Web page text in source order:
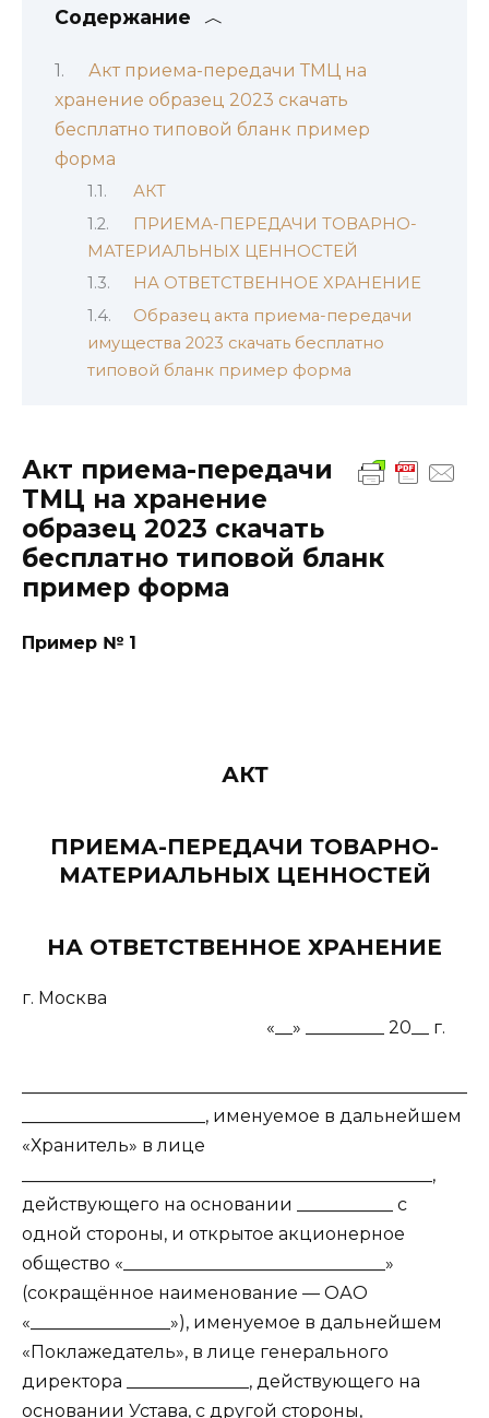
Содержание
Акт приема-передачи ТМЦ на
хранение образец 2023 скачать
бесплатно типовой бланк пример
форма
АКТ
ПРИЕМА-ПЕРЕДАЧИ ТОВАРНО-
МАТЕРИАЛЬНЫХ ЦЕННОСТЕЙ
НА ОТВЕТСТВЕННОЕ ХРАНЕНИЕ
Образец акта приема-передачи
имущества 2023 скачать бесплатно
типовой бланк пример форма
Акт приема-передачи
ТМЦ на хранение
образец 2023 скачать
бесплатно типовой бланк
пример форма
Пример № 1
АКТ
ПРИЕМА-ПЕРЕДАЧИ ТОВАРНО-
МАТЕРИАЛЬНЫХ ЦЕННОСТЕЙ
НА ОТВЕТСТВЕННОЕ ХРАНЕНИЕ
г. Москва
«__» _________ 20__ г.
_____________________, именуемое в дальнейшем
«Хранитель» в лице
_______________________________________________,
действующего на основании ___________ с
одной стороны, и открытое акционерное
общество «______________________________»
(сокращённое наименование — ОАО
«________________»), именуемое в дальнейшем
«Поклажедатель», в лице генерального
директора ______________, действующего на
основании Устава, с другой стороны,